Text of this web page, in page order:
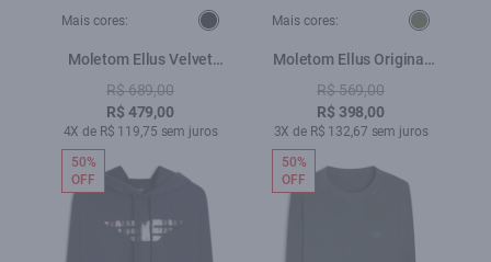
Mais cores:
Moletom Ellus Velvet
Easa Preto
R$ 689,00
R$ 479,00
4X de R$ 119,75 sem juros
Mais cores:
Moletom Ellus Original
Verde Militar
R$ 569,00
R$ 398,00
3X de R$ 132,67 sem juros
50%
OFF
50%
OFF